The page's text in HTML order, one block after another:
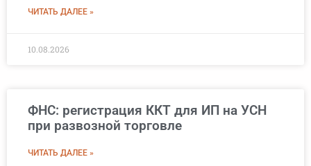
ЧИТАТЬ ДАЛЕЕ »
10.08.2026
ФНС: регистрация ККТ для ИП на УСН
при развозной торговле
ЧИТАТЬ ДАЛЕЕ »